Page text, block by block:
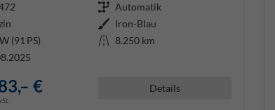
Getriebe Automatik
Außenfarbe Iron-Blau
(91 PS) Kilometerstand 8.250 km
€ Details